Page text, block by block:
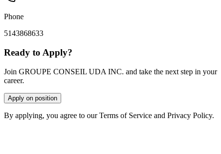
Phone
5143868633
Ready to Apply?
Join GROUPE CONSEIL UDA INC. and take the next step in your
career.
Apply on position
By applying, you agree to our Terms of Service and Privacy Policy.